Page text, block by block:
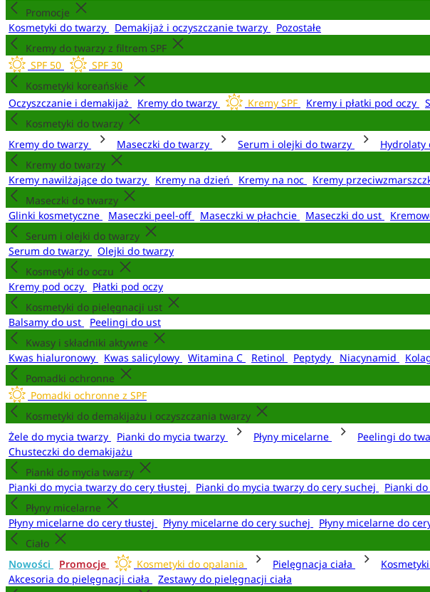
Promocje
Kosmetyki do twarzy
Demakijaż i oczyszczanie twarzy
Pozostałe
Kremy do twarzy z filtrem SPF
SPF 50
SPF 30
Kosmetyki koreańskie
Oczyszczanie i demakijaż
Kremy do twarzy Kremy SPF Kremy i płatki pod oczy
Kosmetyki do twarzy
Kremy do twarzy
Maseczki do twarzy Serum i olejki do twarzy Hydrolaty
Kremy do twarzy
Kremy nawilżające do twarzy
Kremy na dzień Kremy na noc Kremy
Maseczki do twarzy
Glinki kosmetyczne
Maseczki peel-off Maseczki w płachcie Maseczki do ust
Serum i olejki do twarzy
Serum do twarzy
Olejki do twarzy
Kosmetyki do oczu
Kremy pod oczy
Płatki pod oczy
Kosmetyki do pielęgnacji ust
Balsamy do ust
Peelingi do ust
Kwasy i składniki aktywne
Kwas hialuronowy
Kwas salicylowy Witamina C Retinol Peptydy Niacynamid
Pomadki ochronne
Pomadki ochronne z SPF
Kosmetyki do demakijażu i oczyszczania twarzy
Żele do mycia twarzy
Pianki do mycia twarzy Płyny micelarne Peelingi do
Chusteczki do demakijażu
Pianki do mycia twarzy
Pianki do mycia twarzy do cery tłustej
Pianki do mycia twarzy do cery suchej
Pianki
Płyny micelarne
Płyny micelarne do cery tłustej
Płyny micelarne do cery suchej
Płyny micelarne do
Ciało
Nowości
Promocje Kosmetyki do opalania Pielęgnacja ciała
Akcesoria do pielęgnacji ciała
Zestawy do pielęgnacji ciała